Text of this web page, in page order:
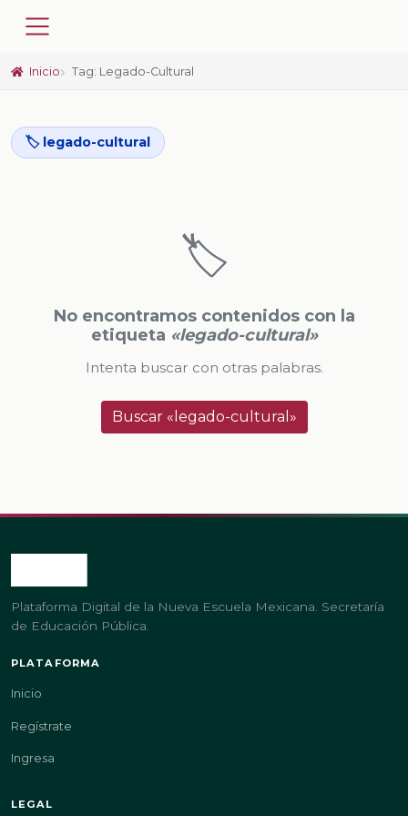
Inicio Tag: Legado-Cultural
🏷️ legado-cultural
🏷️
No encontramos contenidos con la
etiqueta «legado-cultural»
Intenta buscar con otras palabras.
Buscar «legado-cultural»
Plataforma Digital de la Nueva Escuela Mexicana. Secretaría
de Educación Pública.
PLATAFORMA
Inicio
Regístrate
Ingresa
LEGAL